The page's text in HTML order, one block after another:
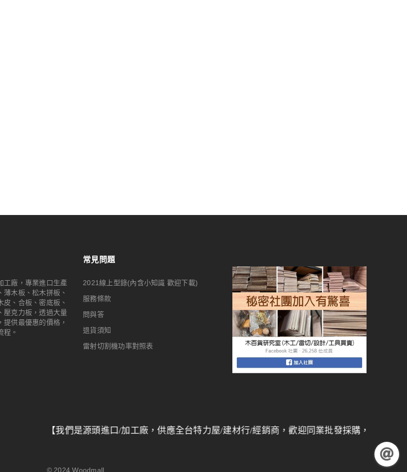
工廠，專業進口生產
薄木板、松木拼板、
皮、合板、密底板、
壓克力板，透過大量
提供最優惠的價格，
程。
常見問題
2021線上型錄(內含小知識 歡迎下載)
服務條款
問與答
退貨須知
雷射切割機功率對照表
【我們是源頭進口/加工廠，供應全台特力屋/建材行/經銷商，歡迎同業批發採購，量大另有折扣
© 2024Woodmall